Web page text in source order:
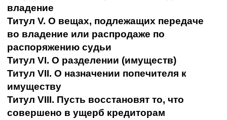
владение
Титул V. О вещах, подлежащих передаче
во владение или распродаже по
распоряжению судьи
Титул VI. О разделении (имуществ)
Титул VII. О назначении попечителя к
имуществу
Титул VIII. Пусть восстановят то, что
совершено в ущерб кредиторам